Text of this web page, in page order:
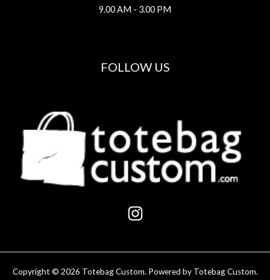
9.00 AM - 3.00 PM
FOLLOW US
Copyright © 2026 Totebag Custom. Powered by Totebag Custom.